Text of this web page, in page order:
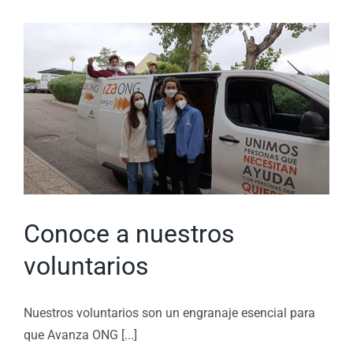
Conoce a nuestros
voluntarios
Nuestros voluntarios son un engranaje esencial para
que Avanza ONG [...]